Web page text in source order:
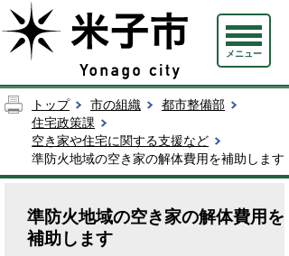
メニュー
トップ 市の組織
都市整備部
住宅政策課
空き家や住宅に関する支援など
準防火地域の空き家の解体費用を補助します
準防火地域の空き家の解体費用を
補助します